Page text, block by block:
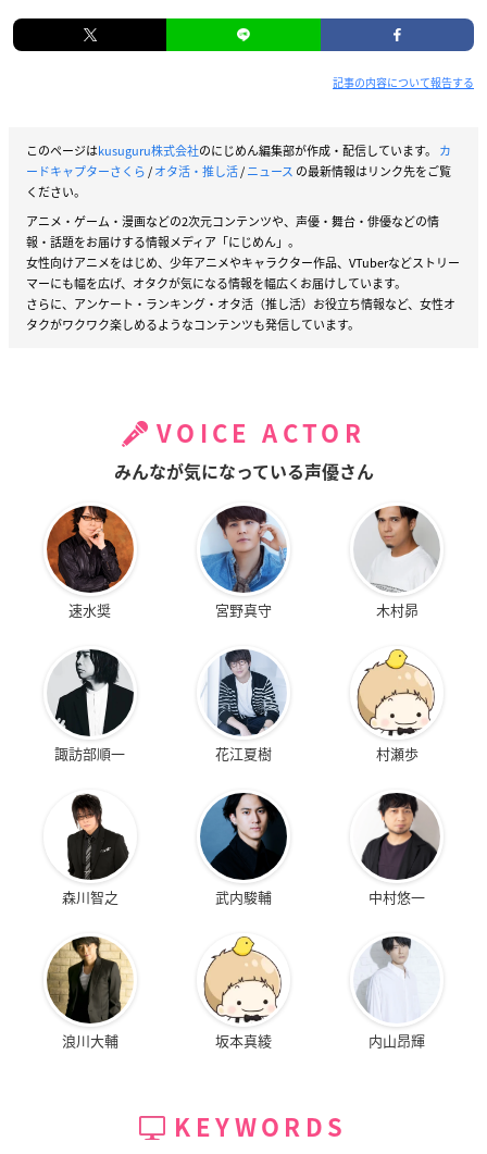
記事の内容について報告する
このページはkusuguru株式会社のにじめん編集部が作成・配信しています。 カ
ードキャプターさくら/オタ活・推し活/ニュース の最新情報はリンク先をご覧
ください。
アニメ・ゲーム・漫画などの2次元コンテンツや、声優・舞台・俳優などの情
報・話題をお届けする情報メディア「にじめん」。
女性向けアニメをはじめ、少年アニメやキャラクター作品、VTuberなどストリー
マーにも幅を広げ、オタクが気になる情報を幅広くお届けしています。
さらに、アンケート・ランキング・オタ活（推し活）お役立ち情報など、女性オ
タクがワクワク楽しめるようなコンテンツも発信しています。
VOICE ACTOR
みんなが気になっている声優さん
速水奨 宮野真守 木村昴
諏訪部順一 花江夏樹 村瀬歩
森川智之 武内駿輔 中村悠一
浪川大輔 坂本真綾 内山昂輝
KEYWORDS